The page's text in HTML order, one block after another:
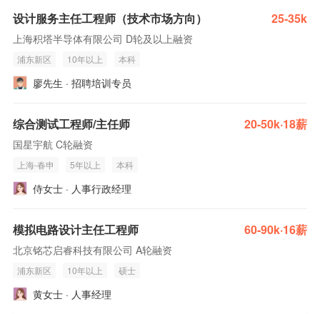
设计服务主任工程师（技术市场方向） 25-35k
上海积塔半导体有限公司 D轮及以上融资
浦东新区 10年以上 本科
廖先生 · 招聘培训专员
综合测试工程师/主任师 20-50k·18薪
国星宇航 C轮融资
上海-春申 5年以上 本科
侍女士 · 人事行政经理
模拟电路设计主任工程师 60-90k·16薪
北京铭芯启睿科技有限公司 A轮融资
浦东新区 10年以上 硕士
黄女士 · 人事经理